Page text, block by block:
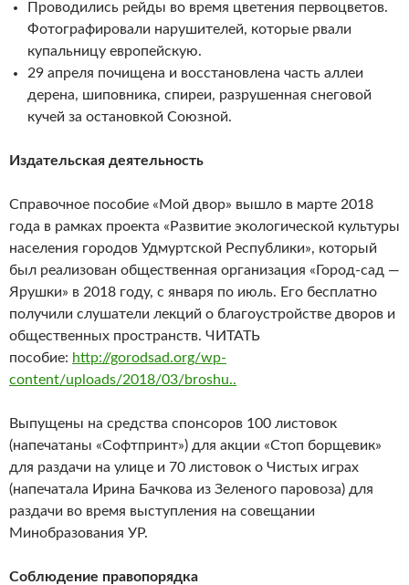
Проводились рейды во время цветения первоцветов.
Фотографировали нарушителей, которые рвали
купальницу европейскую.
29 апреля почищена и восстановлена часть аллеи
дерена, шиповника, спиреи, разрушенная снеговой
кучей за остановкой Союзной.
Издательская деятельность
Справочное пособие «Мой двор» вышло в марте 2018
года в рамках проекта «Развитие экологической культуры
населения городов Удмуртской Республики», который
был реализован общественная организация «Город-сад —
Ярушки» в 2018 году, с января по июль. Его бесплатно
получили слушатели лекций о благоустройстве дворов и
общественных пространств. ЧИТАТЬ
пособие: http://gorodsad.org/wp-
content/uploads/2018/03/broshu..
Выпущены на средства спонсоров 100 листовок
(напечатаны «Софтпринт») для акции «Стоп борщевик»
для раздачи на улице и 70 листовок о Чистых играх
(напечатала Ирина Бачкова из Зеленого паровоза) для
раздачи во время выступления на совещании
Минобразования УР.
Соблюдение правопорядка